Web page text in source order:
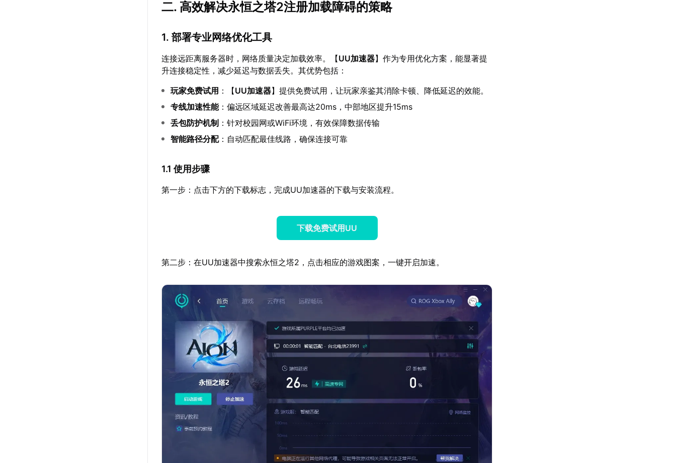
二. 高效解决永恒之塔2注册加载障碍的策略
1. 部署专业网络优化工具
连接远距离服务器时，网络质量决定加载效率。【UU加速器】作为专用优化方案，能显著提
升连接稳定性，减少延迟与数据丢失。其优势包括：
玩家免费试用 ：【UU加速器】提供免费试用，让玩家亲鉴其消除卡顿、降低延迟的效能。
专线加速性能：偏远区域延迟改善最高达20ms，中部地区提升15ms
丢包防护机制 ：针对校园网或WiFi环境，有效保障数据传输
智能路径分配：自动匹配最佳线路，确保连接可靠
1.1 使用步骤
第一步：点击下方的下载标志，完成UU加速器的下载与安装流程。
下载免费试用UU
第二步：在UU加速器中搜索永恒之塔2，点击相应的游戏图案，一键开启加速。